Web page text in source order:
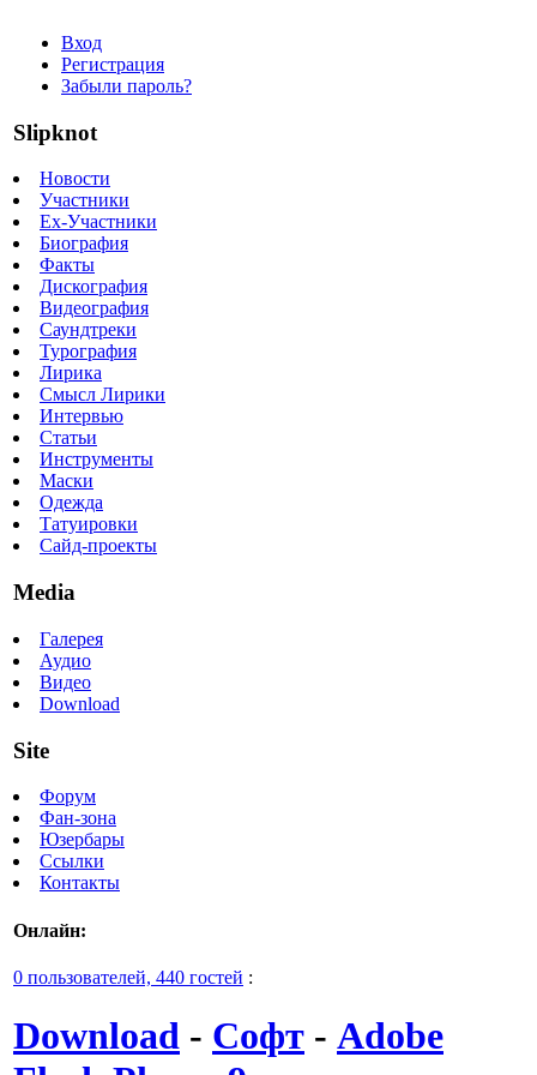
Вход
Регистрация
Забыли пароль?
Slipknot
Новости
Участники
Ex-Участники
Биография
Факты
Дискография
Видеография
Саундтреки
Турография
Лирика
Смысл Лирики
Интервью
Статьи
Инструменты
Маски
Одежда
Татуировки
Сайд-проекты
Media
Галерея
Аудио
Видео
Download
Site
Форум
Фан-зона
Юзербары
Ссылки
Контакты
Онлайн:
0 пользователей, 440 гостей :
Download - Софт - Adobe